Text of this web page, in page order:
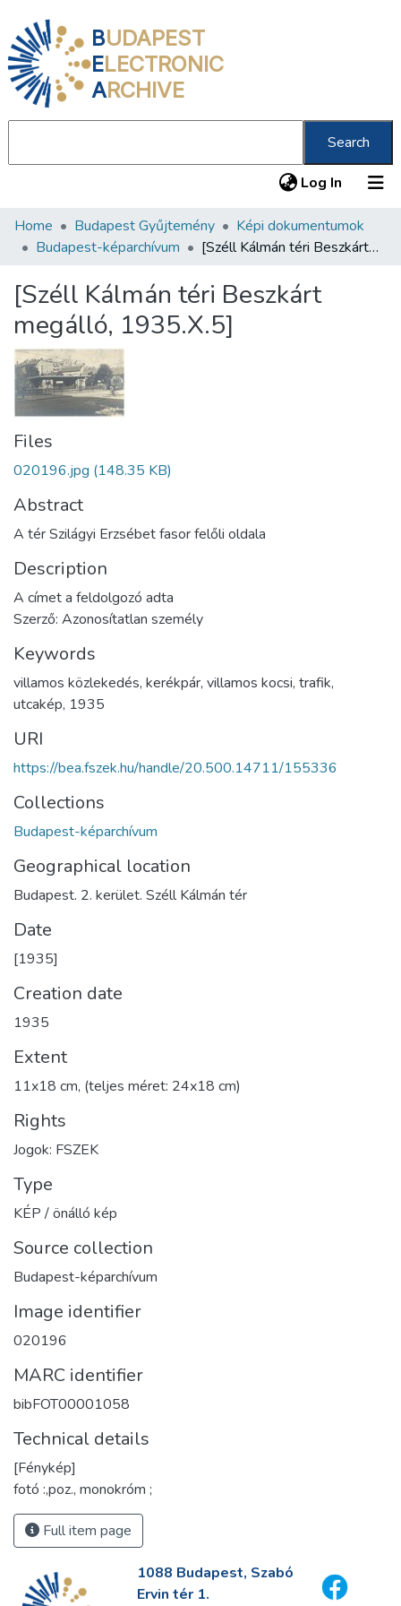
BUDAPEST
ELECTRONIC
ARCHIVE
Search
Log In (current)
Communities & Collections
Statistics
About us
Home Budapest Gyűjtemény
Képi dokumentumok
Budapest-képarchívum
[Széll Kálmán téri Beszkárt megálló, 1935.X.5]
[Széll Kálmán téri Beszkárt
megálló, 1935.X.5]
Files
020196.jpg (148.35 KB)
Abstract
A tér Szilágyi Erzsébet fasor felőli oldala
Description
A címet a feldolgozó adta
Szerző: Azonosítatlan személy
Keywords
villamos közlekedés, kerékpár, villamos kocsi, trafik,
utcakép, 1935
URI
https://bea.fszek.hu/handle/20.500.14711/155336
Collections
Budapest-képarchívum
Geographical location
Budapest. 2. kerület. Széll Kálmán tér
Date
[1935]
Creation date
1935
Extent
11x18 cm, (teljes méret: 24x18 cm)
Rights
Jogok: FSZEK
Type
KÉP / önálló kép
Source collection
Budapest-képarchívum
Image identifier
020196
MARC identifier
bibFOT00001058
Technical details
[Fénykép]
fotó :,poz., monokróm ;
Full item page
1088 Budapest, Szabó
Ervin tér 1.